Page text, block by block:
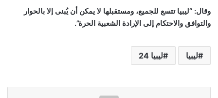
وقال: “ليبيا تتسع للجميع، ومستقبلها لا يمكن أن يُبنى إلا بالحوار
والتوافق والاحتكام إلى الإرادة الشعبية الحرة”.
ليبيا ليبيا 24